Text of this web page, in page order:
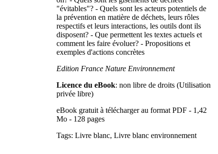
"évitables"? - Quels sont les acteurs potentiels de
la prévention en matière de déchets, leurs rôles
respectifs et leurs interactions, les outils dont ils
disposent? - Que permettent les textes actuels et
comment les faire évoluer? - Propositions et
exemples d'actions concrètes
Edition France Nature Environnement
Licence du eBook: non libre de droits (Utilisation
privée libre)
eBook gratuit à télécharger au format PDF - 1,42
Mo - 128 pages
Tags: Livre blanc, Livre blanc environnement